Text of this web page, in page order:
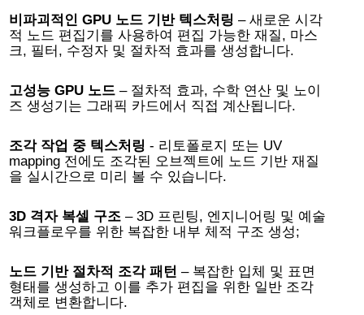
비파괴적인 GPU 노드 기반 텍스처링 – 새로운 시각
적 노드 편집기를 사용하여 편집 가능한 재질, 마스
크, 필터, 수정자 및 절차적 효과를 생성합니다.
고성능 GPU 노드 – 절차적 효과, 수학 연산 및 노이
즈 생성기는 그래픽 카드에서 직접 계산됩니다.
조각 작업 중 텍스처링 - 리토폴로지 또는 UV
mapping 전에도 조각된 오브젝트에 노드 기반 재질
을 실시간으로 미리 볼 수 있습니다.
3D 격자 복셀 구조 – 3D 프린팅, 엔지니어링 및 예술
워크플로우를 위한 복잡한 내부 체적 구조 생성;
노드 기반 절차적 조각 패턴 – 복잡한 입체 및 표면
형태를 생성하고 이를 추가 편집을 위한 일반 조각
객체로 변환합니다.